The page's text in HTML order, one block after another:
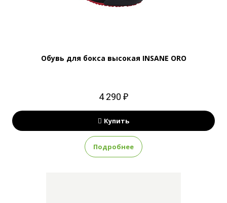
Обувь для бокса высокая INSANE ORO
4 290 ₽
Купить
Подробнее